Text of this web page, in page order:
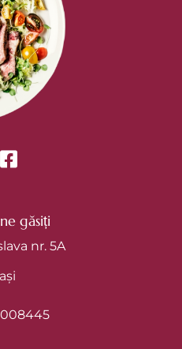
găsiți
nr. 5A